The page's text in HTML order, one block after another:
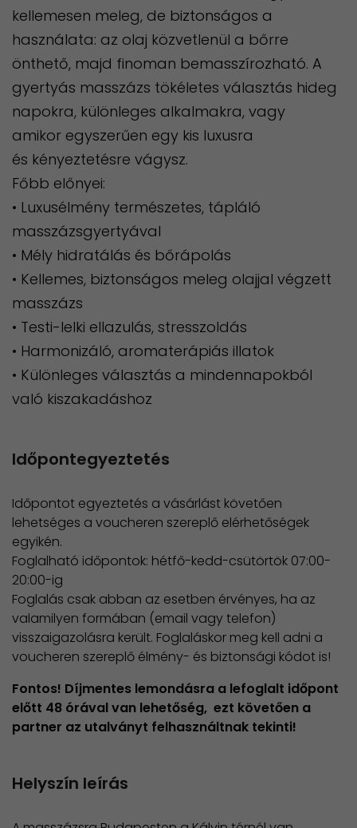
kellemesen meleg, de biztonságos a
használata: az olaj közvetlenül a bőrre
önthető, majd finoman bemasszírozható. A
gyertyás masszázs tökéletes választás hideg
napokra, különleges alkalmakra, vagy
amikor egyszerűen egy kis luxusra
és kényeztetésre vágysz.
Főbb előnyei:
• Luxusélmény természetes, tápláló
masszázsgyertyával
• Mély hidratálás és bőrápolás
• Kellemes, biztonságos meleg olajjal végzett
masszázs
• Testi-lelki ellazulás, stresszoldás
• Harmonizáló, aromaterápiás illatok
• Különleges választás a mindennapokból
való kiszakadáshoz
Időpontegyeztetés
Időpontot egyeztetés a vásárlást követően
lehetséges a voucheren szereplő elérhetőségek
egyikén.
Foglalható időpontok: hétfő-kedd-csütörtök 07:00-
20:00-ig
Foglalás csak abban az esetben érvényes, ha az
valamilyen formában (email vagy telefon)
visszaigazolásra került. Foglaláskor meg kell adni a
voucheren szereplő élmény- és biztonsági kódot is!
Fontos! Díjmentes lemondásra a lefoglalt időpont
előtt 48 órával van lehetőség, ezt követően a
partner az utalványt felhasználtnak tekinti!
Helyszín leírás